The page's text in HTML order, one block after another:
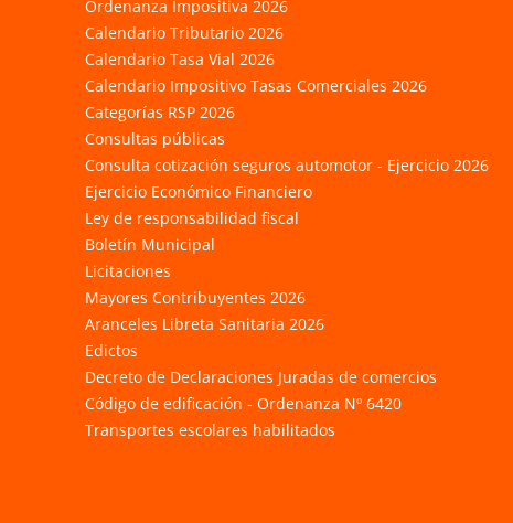
Ordenanza Impositiva 2026
Calendario Tributario 2026
Calendario Tasa Vial 2026
Calendario Impositivo Tasas Comerciales 2026
Categorías RSP 2026
Consultas públicas
Consulta cotización seguros automotor - Ejercicio 2026
Ejercicio Económico Financiero
Ley de responsabilidad fiscal
Boletín Municipal
Licitaciones
Mayores Contribuyentes 2026
Aranceles Libreta Sanitaria 2026
Edictos
Decreto de Declaraciones Juradas de comercios
Código de edificación - Ordenanza Nº 6420
Transportes escolares habilitados